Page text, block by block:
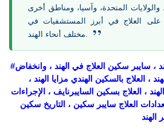
والولايات المتحدة، وآسيا، ومناطق أخرى
العلاج في أبرز المستشفيات في
مختلف أنحاء الهند.
”
#السايبرنايفعلاج او معاملة الهند ، سايبر سكين العلاج في الهند ، وانخفاض
، العلاج بالسكين الهندي مزايا الهند ،
، العلاج بسكين السايبرنايف ، الإجراءات
العلاج سايبر سكين ، التاريخ سكين
الهند